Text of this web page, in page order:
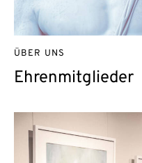
Ehrenmitglieder
ÜBER UNS